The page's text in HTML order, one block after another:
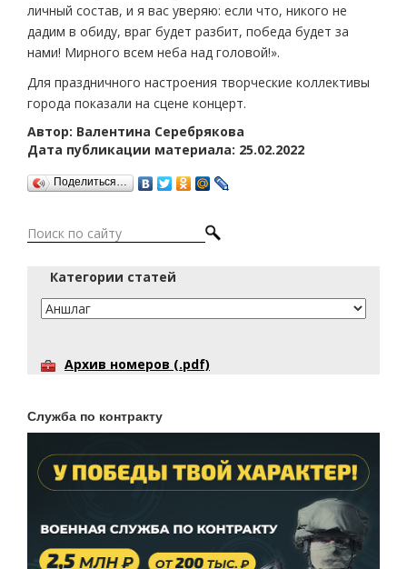
личный состав, и я вас уверяю: если что, никого не
дадим в обиду, враг будет разбит, победа будет за
нами! Мирного всем неба над головой!».
Для праздничного настроения творческие коллективы
города показали на сцене концерт.
Автор: Валентина Серебрякова
Дата публикации материала: 25.02.2022
Поделиться…
Категории статей
Архив номеров (.pdf)
Служба по контракту